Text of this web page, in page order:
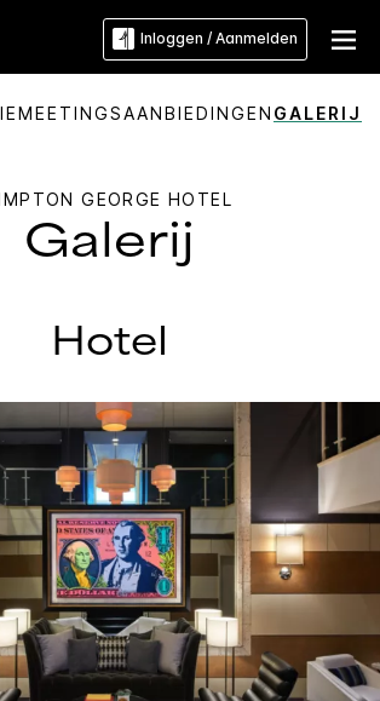
Inloggen / Aanmelden
MEETINGSAANBIEDINGEN GALERIJ
GEORGE HOTEL
Galerij
Hotel